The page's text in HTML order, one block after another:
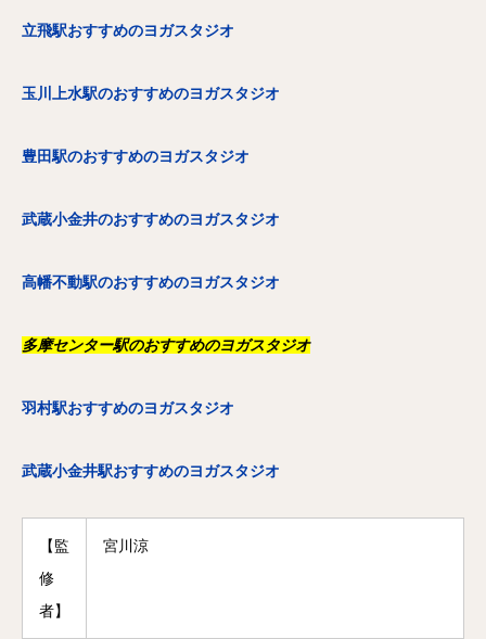
立飛駅おすすめのヨガスタジオ
玉川上水駅のおすすめのヨガスタジオ
豊田駅のおすすめのヨガスタジオ
武蔵小金井のおすすめのヨガスタジオ
高幡不動駅のおすすめのヨガスタジオ
多摩センター駅のおすすめのヨガスタジオ
羽村駅おすすめのヨガスタジオ
武蔵小金井駅おすすめのヨガスタジオ
【監
修
者】
宮川涼